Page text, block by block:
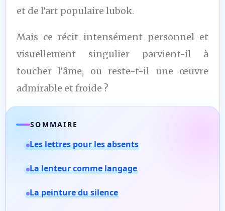
et de l’art populaire lubok.
Mais ce récit intensément personnel et
visuellement singulier parvient-il à
toucher l’âme, ou reste-t-il une œuvre
admirable et froide ?
SOMMAIRE
Les lettres pour les absents
La lenteur comme langage
La peinture du silence